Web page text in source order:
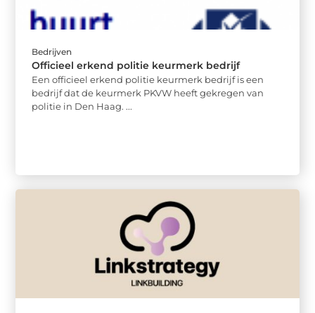
Bedrijven
Officieel erkend politie keurmerk bedrijf
Een officieel erkend politie keurmerk bedrijf is een
bedrijf dat de keurmerk PKVW heeft gekregen van
politie in Den Haag. ...